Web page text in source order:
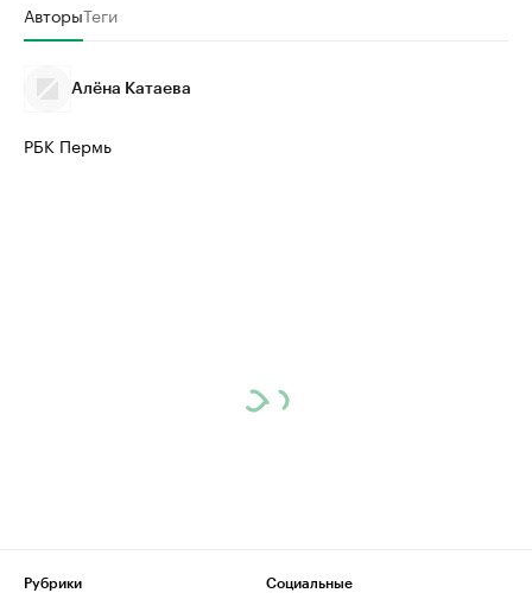
АвторыТеги
Алёна Катаева
РБК Пермь
Рубрики
Социальные